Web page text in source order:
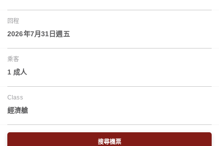
回程
2026年7月31日週五
乘客
1 成人
Class
經濟艙
搜尋機票